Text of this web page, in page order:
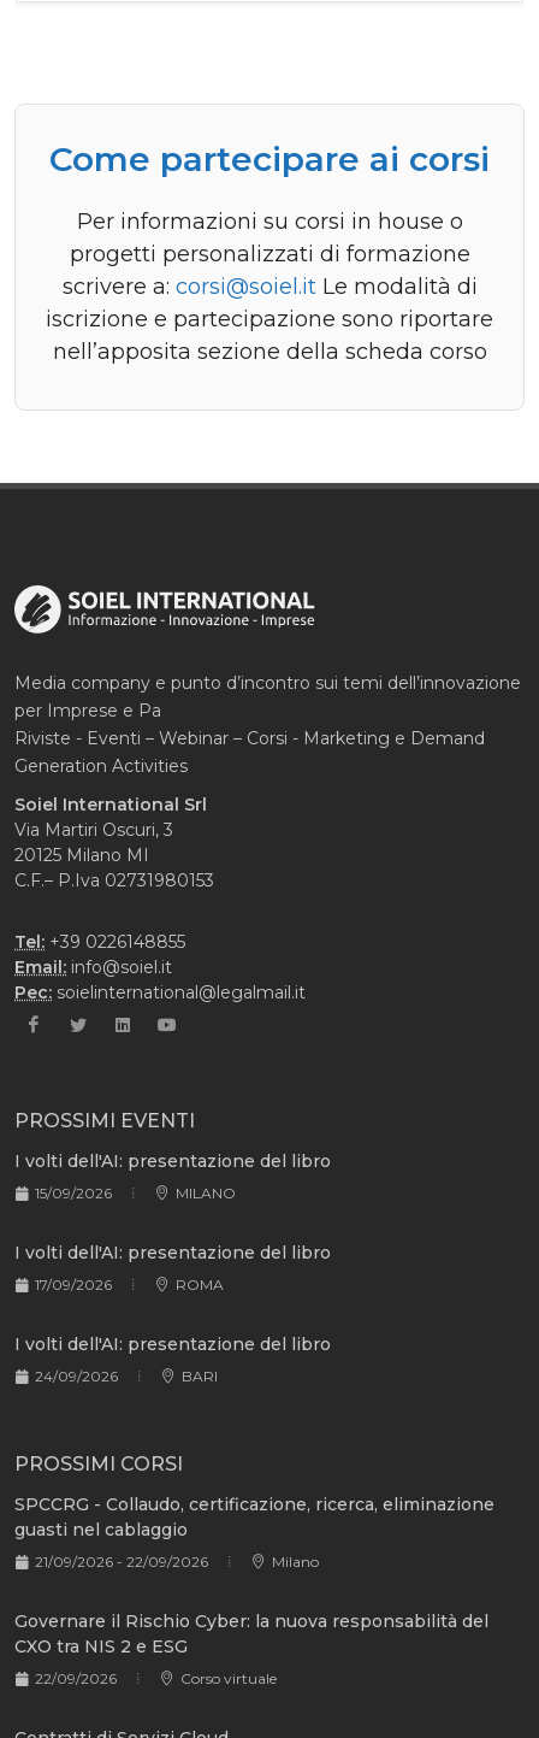
Come partecipare ai corsi
Per informazioni su corsi in house o
progetti personalizzati di formazione
scrivere a: corsi@soiel.itLe modalità di
iscrizione e partecipazione sono riportare
nell’apposita sezione della scheda corso
Media company e punto d’incontro sui temi dell’innovazione
per Imprese e Pa
Riviste - Eventi – Webinar – Corsi - Marketing e Demand
Generation Activities
Soiel International Srl
Via Martiri Oscuri, 3
20125 Milano MI
C.F.– P.Iva 02731980153
Tel: +39 0226148855
Email: info@soiel.it
Pec: soielinternational@legalmail.it
PROSSIMI EVENTI
I volti dell'AI: presentazione del libro
15/09/2026 MILANO
I volti dell'AI: presentazione del libro
17/09/2026 ROMA
I volti dell'AI: presentazione del libro
24/09/2026 BARI
PROSSIMI CORSI
SPCCRG - Collaudo, certificazione, ricerca, eliminazione
guasti nel cablaggio
21/09/2026 - 22/09/2026 Milano
Governare il Rischio Cyber: la nuova responsabilità del
CXO tra NIS 2 e ESG
22/09/2026 Corso virtuale